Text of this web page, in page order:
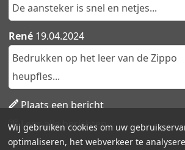
De aansteker is snel en netjes...
René 19.04.2024
Bedrukken op het leer van de Zippo
heupfles...
Plaats een bericht
Lees alle berichten
Wij gebruiken cookies om uw
optimaliseren, het webverkeer te